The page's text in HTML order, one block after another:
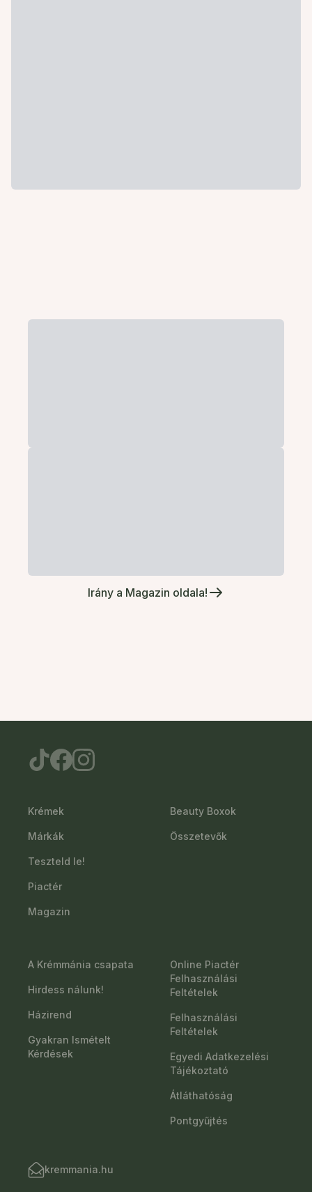
Irány a Magazin oldala!
Krémek
Márkák
Teszteld le!
Piactér
Magazin
Beauty Boxok
Összetevők
A Krémmánia csapata
Hirdess nálunk!
Házirend
Gyakran Ismételt
Kérdések
Online Piactér
Felhasználási
Feltételek
Felhasználási
Feltételek
Egyedi Adatkezelési
Tájékoztató
Átláthatóság
Pontgyűjtés
kremmania.hu